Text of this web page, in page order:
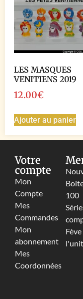
LES MASQUES
VENITIENS 2019
12.00€
Ajouter au panier
Votre
compte
Mon
Compte
Mes
Commandes
Mon
abonnement
Mes
Coordonnées
100
Fève